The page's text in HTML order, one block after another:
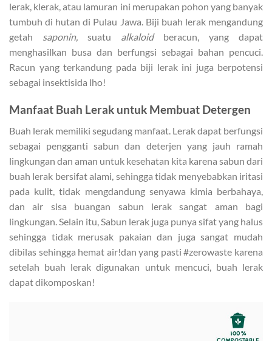
lerak, klerak, atau lamuran ini merupakan pohon yang banyak
tumbuh di hutan di Pulau Jawa. Biji buah lerak mengandung
getah saponin, suatu alkaloidberacun, yang dapat
menghasilkan busa dan berfungsi sebagai bahan pencuci.
Racun yang terkandung pada biji lerak ini juga berpotensi
sebagai insektisida lho!
Manfaat Buah Lerak untuk Membuat Detergen
Buah lerak memiliki segudang manfaat. Lerak dapat berfungsi
sebagai pengganti sabun dan deterjen yang jauh ramah
lingkungan dan aman untuk kesehatan kita karena sabun dari
buah lerak bersifat alami, sehingga tidak menyebabkan iritasi
pada kulit, tidak mengdandung senyawa kimia berbahaya,
dan air sisa buangan sabun lerak sangat aman bagi
lingkungan. Selain itu, Sabun lerak juga punya sifat yang halus
sehingga tidak merusak pakaian dan juga sangat mudah
dibilas sehingga hemat air!dan yang pasti #zerowaste karena
setelah buah lerak digunakan untuk mencuci, buah lerak
dapat dikomposkan!